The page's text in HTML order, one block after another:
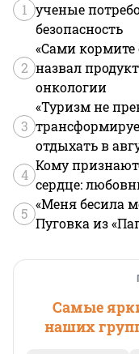
1 ученые
безопасность
2
«Сами кормите
назвал
онкологии
3
«Туризм не
отдыхать в
4
Кому
сердце:
5
«Меня бесила
Пуговка из
Самые
наших